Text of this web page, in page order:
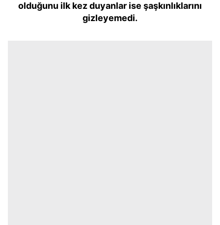
olduğunu ilk kez duyanlar ise şaşkınlıklarını
gizleyemedi.